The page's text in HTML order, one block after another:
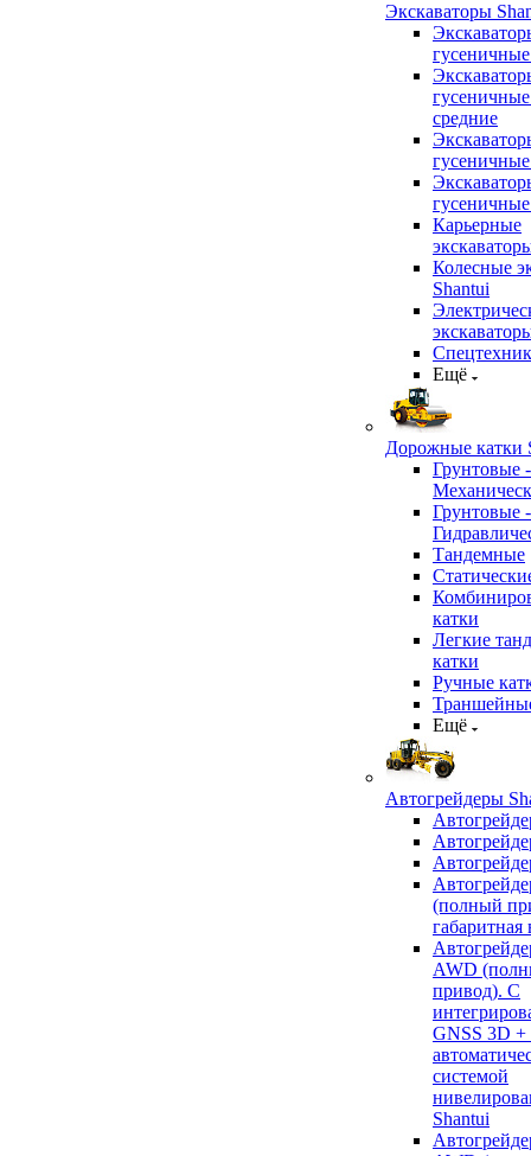
Экскаваторы
средние
Карьерные
Колесные
Shantui
Ещё
Дорожные катки
Грунтовые -
Грунтовые -
Тандемные
катки
Легкие
катки
Ручные
Ещё
Автогрейдеры
(полный
габаритная
AWD
привод). С
GNSS 3D +
системой
Shantui